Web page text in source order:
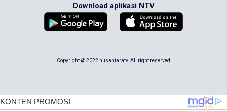
Download aplikasi NTV
Copyright @ 2022 nusantaratv. All right reserved